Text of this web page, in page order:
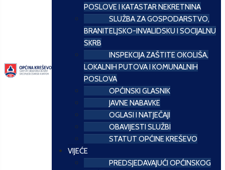
POSLOVE I KATASTAR NEKRETNINA
SLUŽBA ZA GOSPODARSTVO,
BRANITELJSKO-INVALIDSKU I SOCIJALNU
SKRB
INSPEKCIJA ZAŠTITE OKOLIŠA,
LOKALNIH PUTOVA I KOMUNALNIH
POSLOVA
OPĆINSKI GLASNIK
JAVNE NABAVKE
OGLASI I NATJEČAJI
OBAVIJESTI SLUŽBI
STATUT OPĆINE KREŠEVO
VIJEĆE
PREDSJEDAVAJUĆI OPĆINSKOG